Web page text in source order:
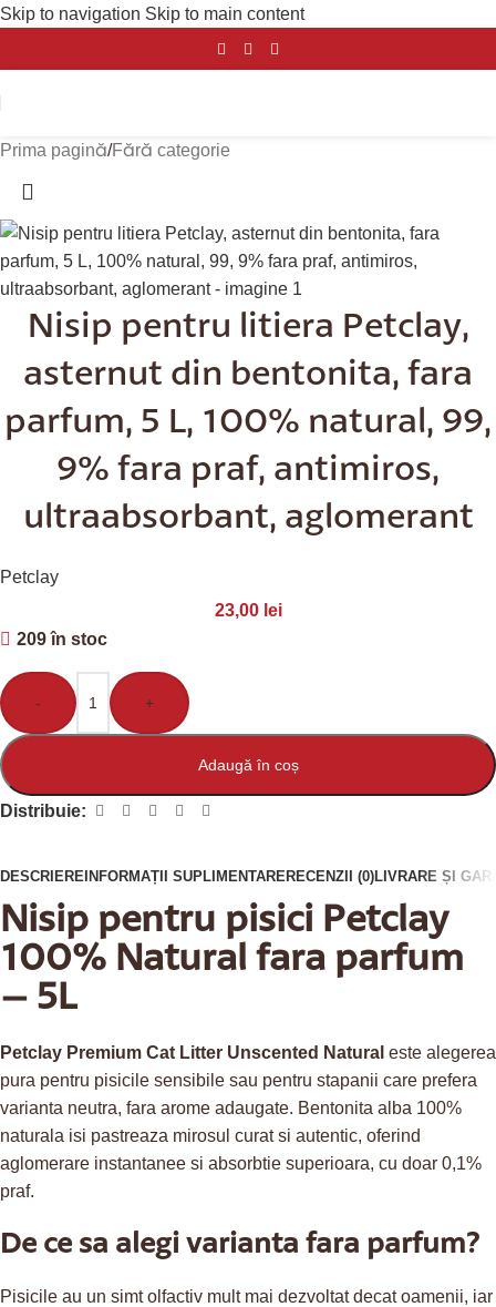
Skip to navigation Skip to main content
Prima pagină/Fără categorie
Nisip pentru litiera Petclay,
asternut din bentonita, fara
parfum, 5 L, 100% natural, 99,
9% fara praf, antimiros,
ultraabsorbant, aglomerant
Petclay
23,00 lei
209 în stoc
- +
Adaugă în coș
Distribuie:
DESCRIERE INFORMAȚII SUPLIMENTARERECENZII (0)LIVRARE ȘI
Nisip pentru pisici Petclay
100% Natural fara parfum
– 5L
Petclay Premium Cat Litter Unscented Natural este alegerea
pura pentru pisicile sensibile sau pentru stapanii care prefera
varianta neutra, fara arome adaugate. Bentonita alba 100%
naturala isi pastreaza mirosul curat si autentic, oferind
aglomerare instantanee si absorbtie superioara, cu doar 0,1%
praf.
De ce sa alegi varianta fara parfum?
Pisicile au un simt olfactiv mult mai dezvoltat decat oamenii, iar